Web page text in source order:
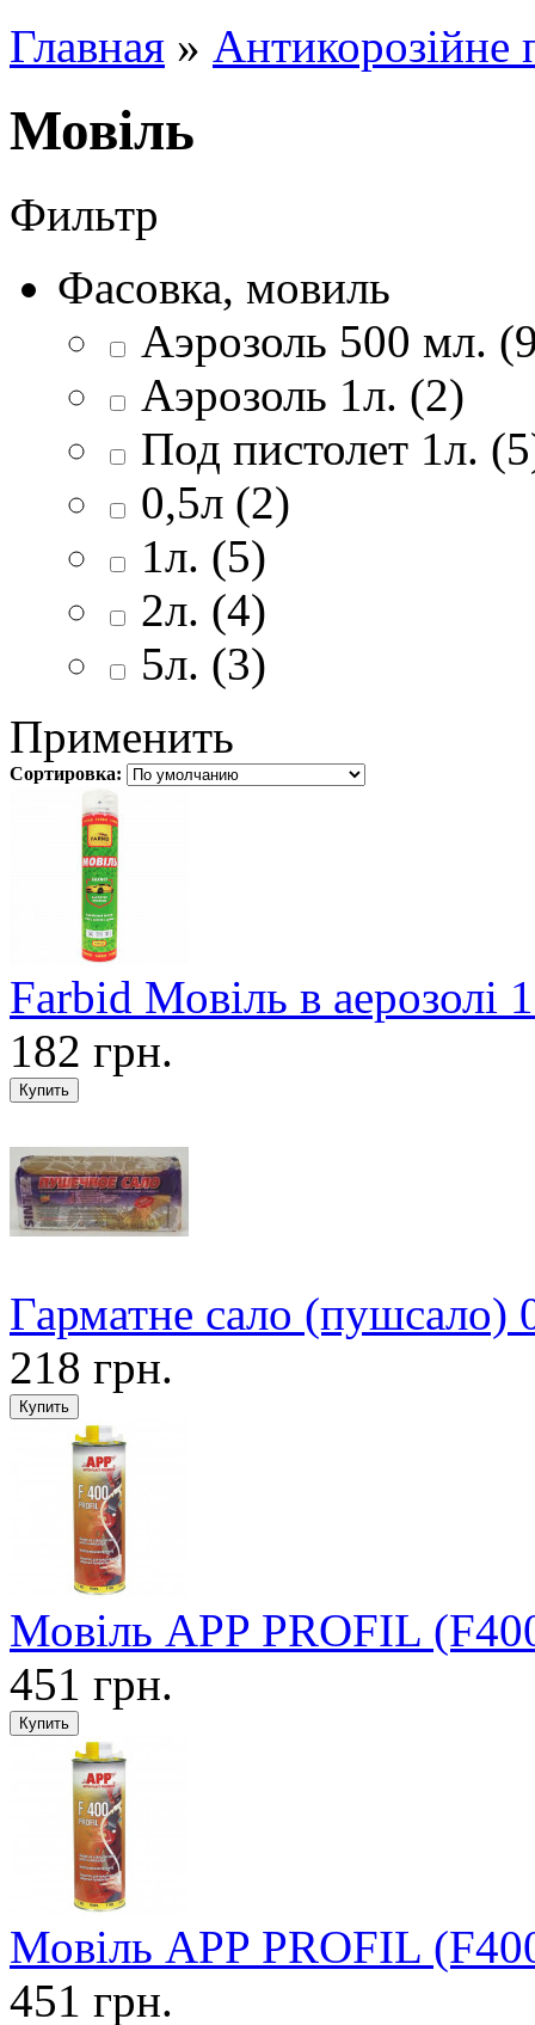
Главная » Антикорозійне
Мовіль
Фильтр
Фасовка, мовиль
Аэрозоль 500 мл.
Аэрозоль 1л. (2)
Под пистолет 1л.
0,5л (2)
1л. (5)
2л. (4)
5л. (3)
Применить
Сортировка:
Farbid Мовіль в аерозолі
182 грн.
Гарматне сало (пушсало)
218 грн.
Мовіль APP PROFIL
451 грн.
Мовіль APP PROFIL
451 грн.